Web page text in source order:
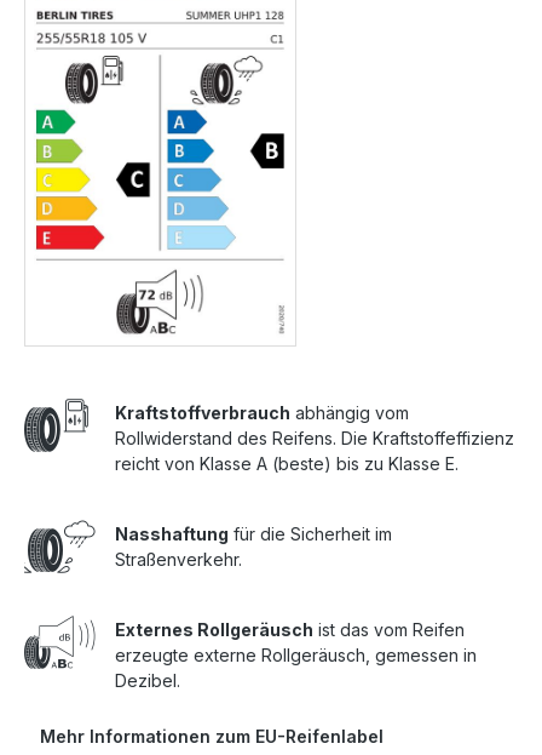
Kraftstoffverbrauch abhängig vom
Rollwiderstand des Reifens. Die Kraftstoffeffizienz
reicht von Klasse A (beste) bis zu Klasse E.
Nasshaftung für die Sicherheit im
Straßenverkehr.
Externes Rollgeräusch ist das vom Reifen
erzeugte externe Rollgeräusch, gemessen in
Dezibel.
Mehr Informationen zum EU-Reifenlabel